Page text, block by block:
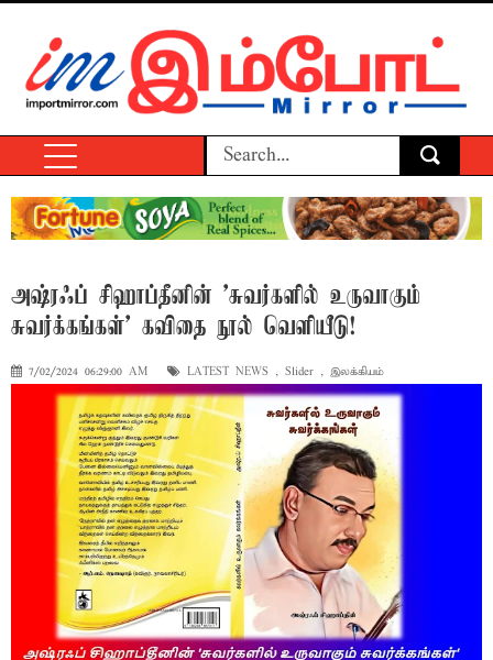
அஷ்ரஃப் சிஹாப்தீனின் 'சுவர்களில் உருவாகும்
சுவர்க்கங்கள்' கவிதை நூல் வெளியீடு!
7/02/2024 06:29:00 AM LATEST NEWS , Slider , இலக்கியம்